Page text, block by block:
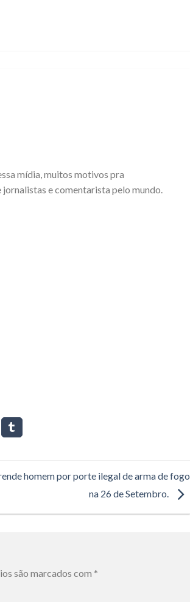
mídia, muitos motivos pra
e comentarista pelo mundo.
homem por porte ilegal de arma de fogo
na 26 de Setembro.
são marcados com *